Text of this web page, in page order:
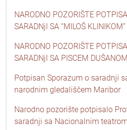
NARODNO POZORIŠTE
SARADNjI SA “MILOŠ KLINIKOM”
NARODNO POZORIŠTE
SARADNjI SA PISCEM
Potpisan Sporazum o saradnji
narodnim gledališčem Maribor
Narodno pozorište potpisalo
saradnji sa Nacionalnim